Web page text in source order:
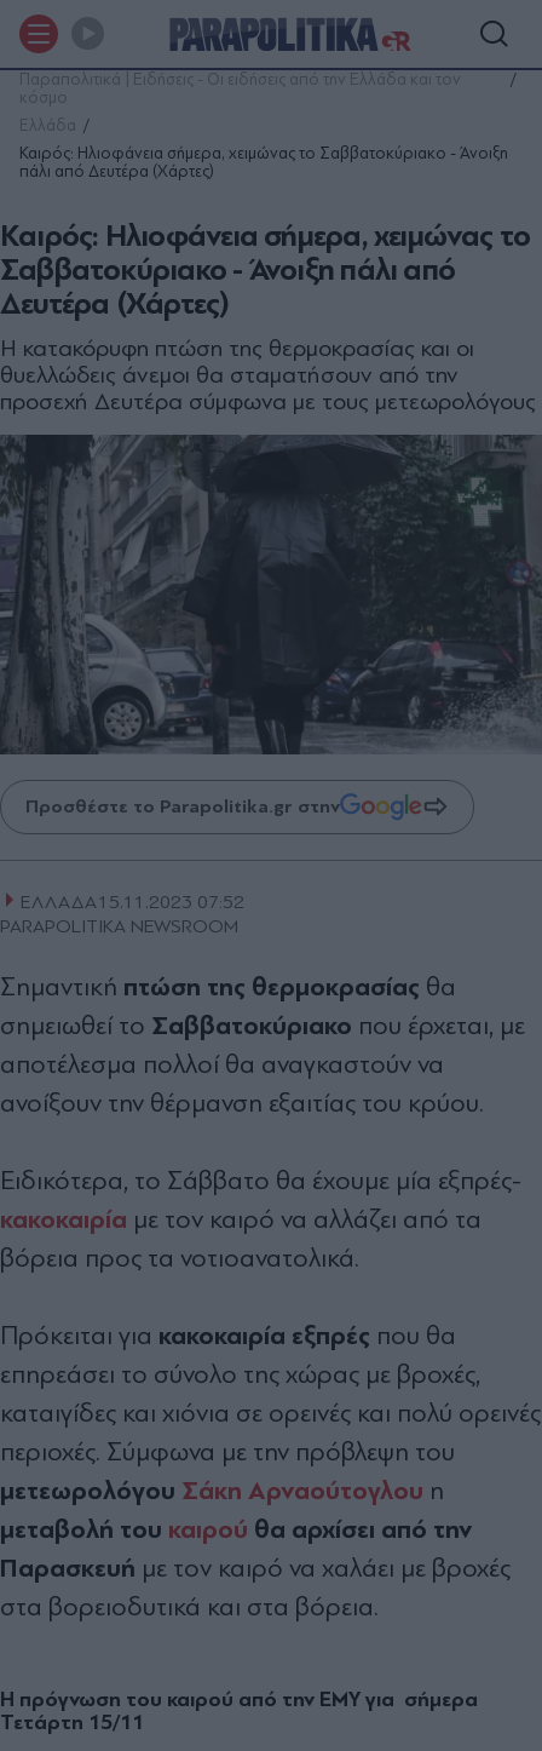
Παραπολιτικά | Ειδήσεις - Οι ειδήσεις από την Ελλάδα και τον
κόσμο
Ελλάδα
Καιρός: Ηλιοφάνεια σήμερα, χειμώνας το Σαββατοκύριακο - Άνοιξη
πάλι από Δευτέρα (Χάρτες)
Καιρός: Ηλιοφάνεια σήμερα, χειμώνας το
Σαββατοκύριακο - Άνοιξη πάλι από
Δευτέρα (Χάρτες)
Η κατακόρυφη πτώση της θερμοκρασίας και οι
θυελλώδεις άνεμοι θα σταματήσουν από την
προσεχή Δευτέρα σύμφωνα με τους μετεωρολόγους
Προσθέστε το Parapolitika.gr στην
ΕΛΛΑΔΑ15.11.2023 07:52
PARAPOLITIKA NEWSROOM
Σημαντική πτώση της θερμοκρασίας θα
σημειωθεί το Σαββατοκύριακο που έρχεται, με
αποτέλεσμα πολλοί θα αναγκαστούν να
ανοίξουν την θέρμανση εξαιτίας του κρύου.
Ειδικότερα, το Σάββατο θα έχουμε μία εξπρές-
κακοκαιρία με τον καιρό να αλλάζει από τα
βόρεια προς τα νοτιοανατολικά.
Πρόκειται για κακοκαιρία εξπρές που θα
επηρεάσει το σύνολο της χώρας με βροχές,
καταιγίδες και χιόνια σε ορεινές και πολύ ορεινές
περιοχές. Σύμφωνα με την πρόβλεψη του
μετεωρολόγου Σάκη Αρναούτογλου η
μεταβολή του καιρού θα αρχίσει από την
Παρασκευή με τον καιρό να χαλάει με βροχές
στα βορειοδυτικά και στα βόρεια.
Η πρόγνωση του καιρού από την ΕΜΥ για σήμερα
Τετάρτη 15/11